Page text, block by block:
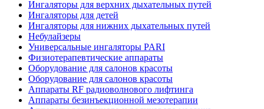
Ингаляторы для верхних дыхательных путей
Ингаляторы для детей
Ингаляторы для нижних дыхательных путей
Небулайзеры
Универсальные ингаляторы PARI
Физиотерапевтические аппараты
Оборудование для салонов красоты
Оборудование для салонов красоты
Аппараты RF радиоволнового лифтинга
Аппараты безинъекционной мезотерапии